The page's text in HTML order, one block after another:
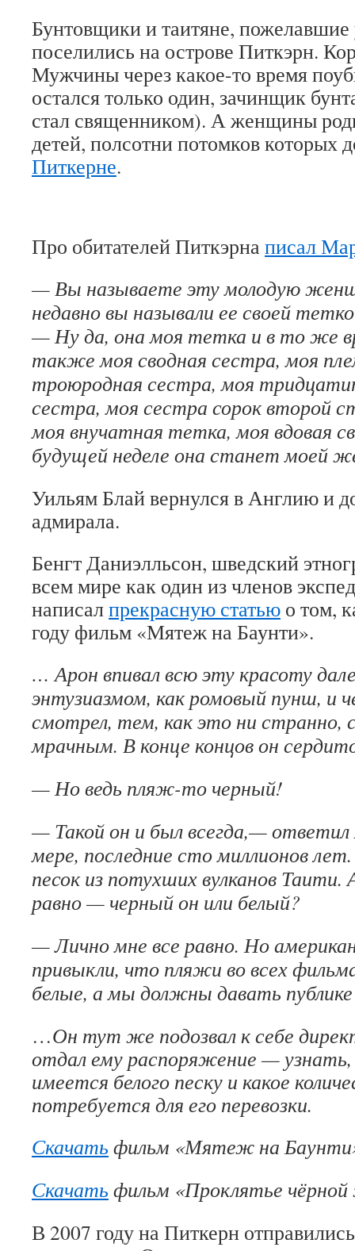
Бунтовщики и таитяне, пожелавшие
поселились на острове Питкэрн.
Мужчины через какое-то время
остался только один, зачинщик
стал священником). А женщины
детей, полсотни потомков которых
Питкерне.
Про обитателей Питкэрна писал
— Вы называете эту молодую
недавно вы называли ее своей
— Ну да, она моя тетка и в то же
также моя сводная сестра, моя
троюродная сестра, моя
сестра, моя сестра сорок второй
моя внучатная тетка, моя вдовая
будущей неделе она станет моей
Уильям Блай вернулся в Англию и
адмирала.
Бенгт Даниэлльсон, шведский
всем мире как один из членов
написалпрекрасную статью о том,
году фильм «Мятеж на Баунти».
… Арон впивал всю эту красоту
энтузиазмом, как ромовый пунш, и
смотрел, тем, как это ни странно,
мрачным. В конце концов он
— Но ведь пляж-то черный!
— Такой он и был всегда,—
мере, последние сто миллионов
песок из потухших вулканов Таити.
равно — черный он или белый?
— Лично мне все равно. Но
привыкли, что пляжи во всех
белые, а мы должны давать
…Он тут же подозвал к себе
отдал ему распоряжение — узнать,
имеется белого песку и какое
потребуется для его перевозки.
Скачать фильм «Мятеж на
Скачать фильм «Проклятье
В 2007 году на Питкерн